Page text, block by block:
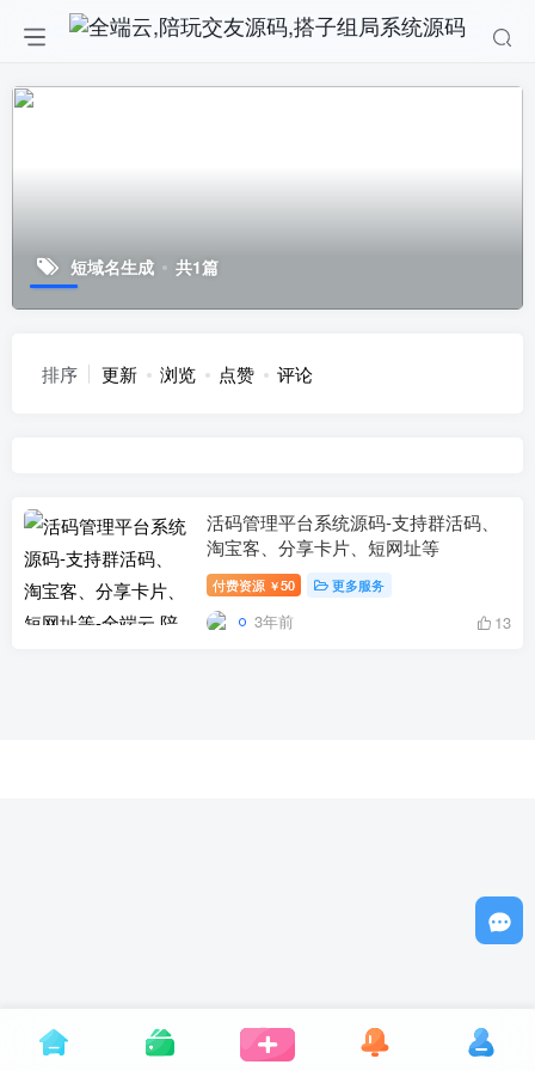
短域名生成 共1篇
排序 更新 浏览 点赞 评论
活码管理平台系统源码-支持群活码、
淘宝客、分享卡片、短网址等
付费资源 ￥50 更多服务
3年前 13